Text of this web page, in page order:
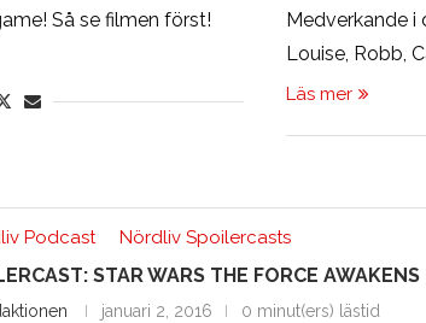
Så se filmen först!
Medverkande i
Louise, Robb,
Läs mer
Podcast Nördliv Spoilercasts
STAR WARS THE FORCE AWAKENS
januari 2, 2016 0 minut(ers) lästid